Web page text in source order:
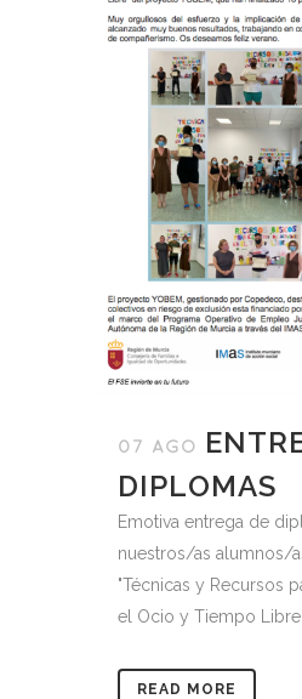
07 AGO
DIPLOMAS
Emotiva entrega de
nuestros/as alumnos/
"Técnicas y Recursos
el Ocio y Tiempo
READ MORE